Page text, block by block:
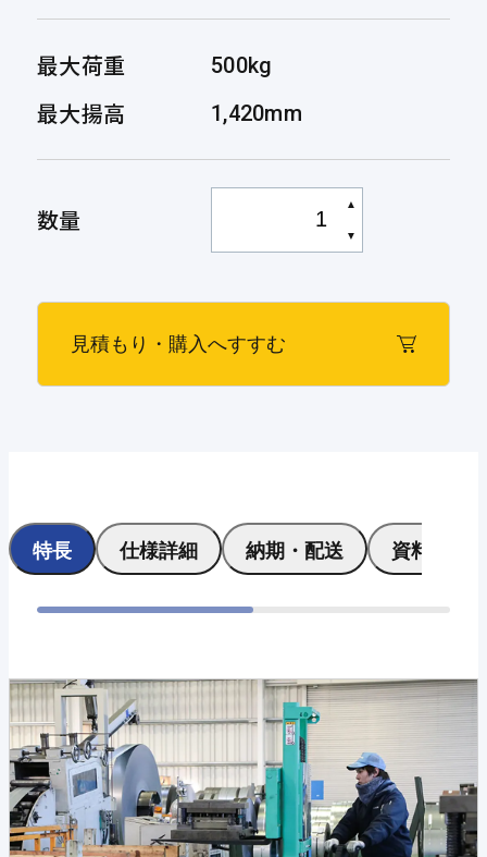
最大荷重 500kg
最大揚高 1,420mm
数量 ▲
▼
見積もり・購入へすすむ
特長 仕様詳細 納期・配送 資料ダウ